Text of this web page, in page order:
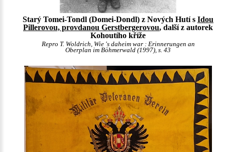
Starý Tomei-Tondl (Domei-Dondl) z Nových Hutí s Idou
Pillerovou, provdanou Gerstbergerovou, další z autorek
Kohoutího kříže
Repro T. Woldrich, Wie 's daheim war : Erinnerungen an
Oberplan im Böhmerwald (1997), s. 43